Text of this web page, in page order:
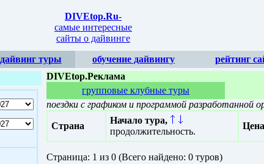
DIVEtop.Ru-
самые интересные
сайты о дайвинге
дайвинг туры обучение дайвингу рейтинг
DIVEtop.Реклама
групповые клубные туры
поездки с графиком и программой разработанной
Страна
Начало тура,
продолжительность.
Цена
Страницa: 1 из 0 (Всего найдено: 0 туров)